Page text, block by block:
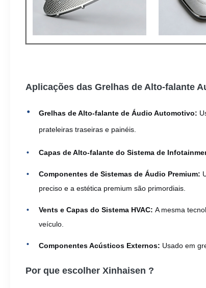
Aplicações das Grelhas de Alto-falante
Grelhas de Alto-falante de Áudio Automotivo:
prateleiras traseiras e painéis.
Capas de Alto-falante do Sistema de
Componentes de Sistemas de Áudio Premium:
preciso e a estética premium são primordiais.
Vents e Capas do Sistema HVAC: A mesma
veículo.
Componentes Acústicos Externos: Usado em
Por que escolher Xinhaisen ?